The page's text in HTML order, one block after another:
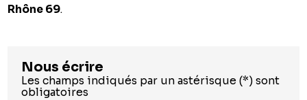
Rhône 69.
Nous écrire
Les champs indiqués par un astérisque (*) sont
obligatoires